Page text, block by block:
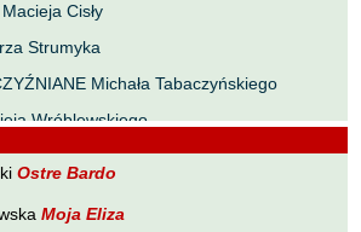
Cisły
Strumyka
Michała Tabaczyńskiego
Wróblewskiego
ZRYWY Zbigniewa Wojciechowicza
Ostre Bardo
Moja Eliza